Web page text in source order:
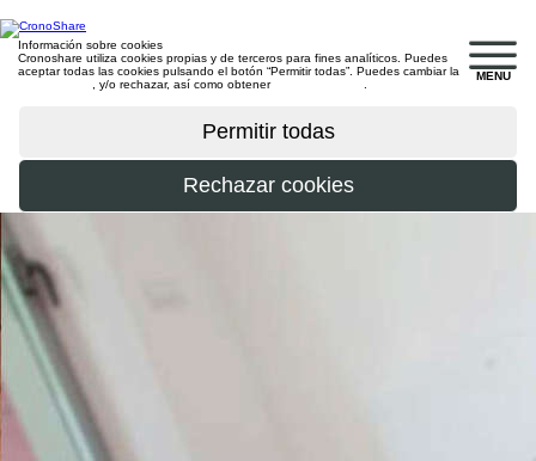
MENU
Información sobre cookies
Cronoshare utiliza cookies propias y de terceros para fines analíticos. Puedes
aceptar todas las cookies pulsando el botón “Permitir todas”. Puedes cambiar la
, y/o rechazar, así como obtener